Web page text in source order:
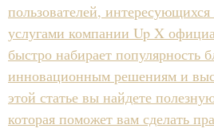
пользователей,
услугами компании Up X
быстро набирает популярность
инновационным решениям и
этой статье вы найдете
которая поможет вам сделать